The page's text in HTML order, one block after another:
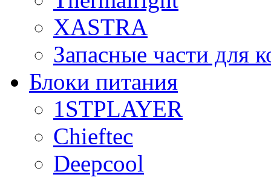
XASTRA
Запасные части для
Блоки питания
1STPLAYER
Chieftec
Deepcool